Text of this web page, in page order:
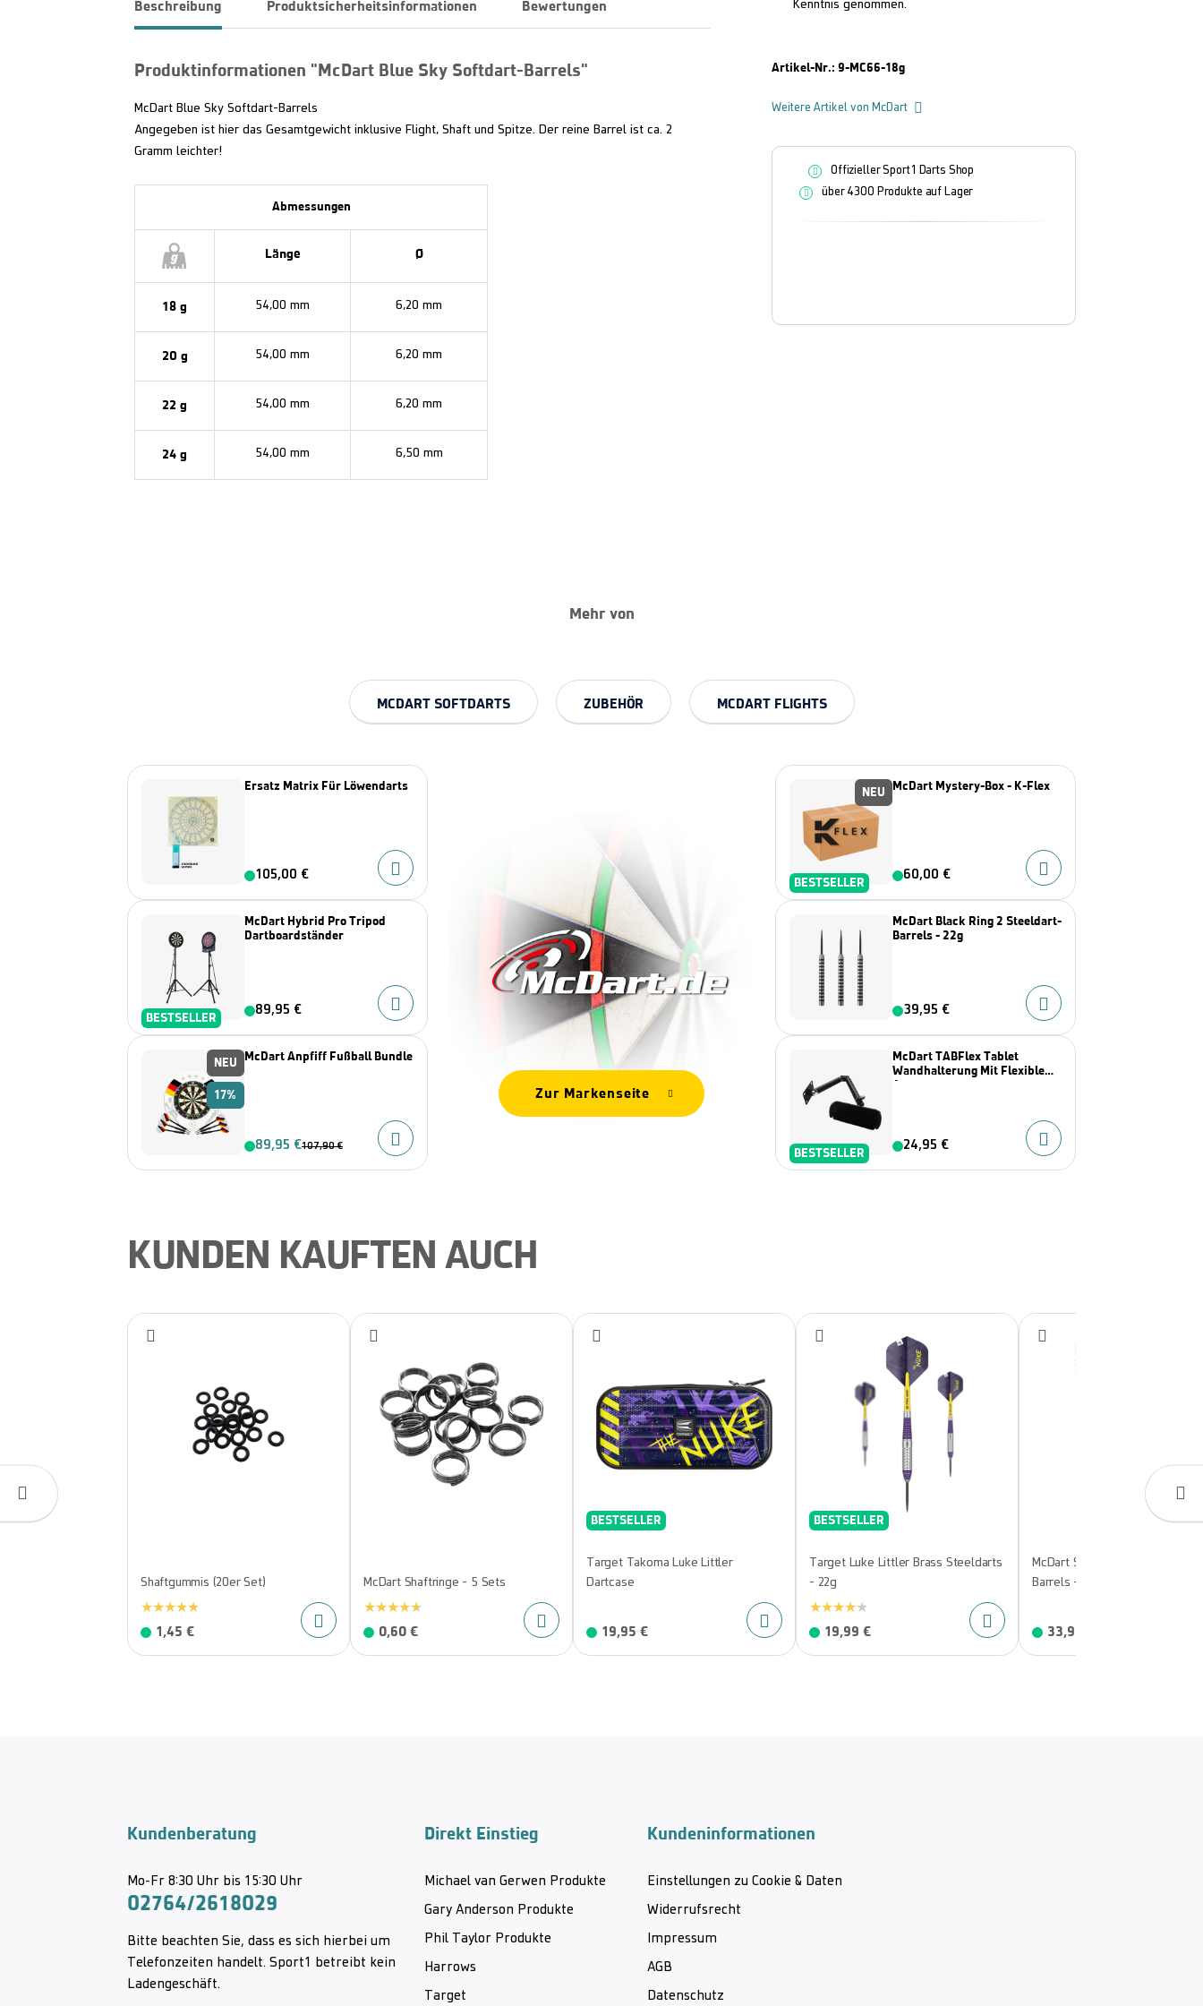
Beschreibung Produktsicherheitsinformationen Bewertungen
Produktinformationen "McDart Blue Sky Softdart-Barrels"
McDart Blue Sky Softdart-Barrels
Angegeben ist hier das Gesamtgewicht inklusive Flight, Shaft und Spitze. Der reine Barrel ist ca. 2
Gramm leichter!
Abmessungen
Länge Ø
18 g 54,00 mm 6,20 mm
20 g 54,00 mm 6,20 mm
22 g 54,00 mm 6,20 mm
24 g 54,00 mm 6,50 mm
Kenntnis genommen.
Artikel-Nr.: 9-MC66-18g
Weitere Artikel von McDart
Offizieller Sport1 Darts Shop
über 4300 Produkte auf Lager
Mehr von
MCDART SOFTDARTS ZUBEHÖR MCDART FLIGHTS
Ersatz Matrix Für Löwendarts
105,00 €
BESTSELLER
McDart Hybrid Pro Tripod
Dartboardständer
89,95 €
NEU
17%
McDart Anpfiff Fußball Bundle
89,95 €107,90 €
Zur Markenseite
NEU
BESTSELLER
McDart Mystery-Box - K-Flex
60,00 €
McDart Black Ring 2 Steeldart-
Barrels - 22g
39,95 €
BESTSELLER
McDart TABFlex Tablet
Wandhalterung Mit Flexiblem
Arm
24,95 €
KUNDEN KAUFTEN AUCH
Shaftgummis (20er Set)
1,45 €
McDart Shaftringe - 5 Sets
0,60 €
BESTSELLER
Target Takoma Luke Littler
Dartcase
19,95 €
BESTSELLER
Target Luke Littler Brass Steeldarts
- 22g
19,99 €
McDart Super Grip 3 Softdart-
Barrels - 18g
33,95 €
Kundenberatung
Mo-Fr 8:30 Uhr bis 15:30 Uhr
02764/2618029
Bitte beachten Sie, dass es sich hierbei um
Telefonzeiten handelt. Sport1 betreibt kein
Ladengeschäft.
Direkt Einstieg
Michael van Gerwen Produkte
Gary Anderson Produkte
Phil Taylor Produkte
Harrows
Target
Kundeninformationen
Einstellungen zu Cookie & Daten
Widerrufsrecht
Impressum
AGB
Datenschutz